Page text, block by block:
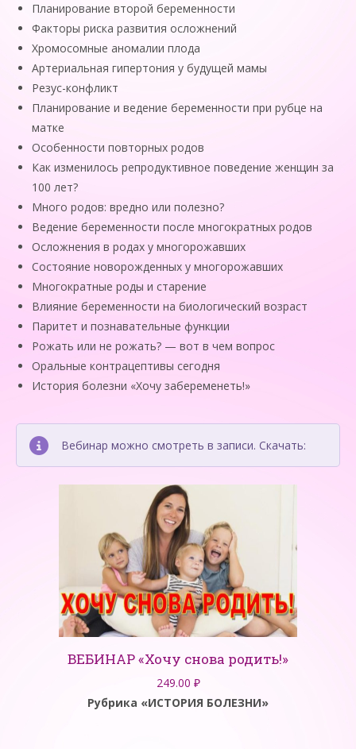
Планирование второй беременности
Факторы риска развития осложнений
Хромосомные аномалии плода
Артериальная гипертония у будущей мамы
Резус-конфликт
Планирование и ведение беременности при рубце на
матке
Особенности повторных родов
Как изменилось репродуктивное поведение женщин за
100 лет?
Много родов: вредно или полезно?
Ведение беременности после многократных родов
Осложнения в родах у многорожавших
Состояние новорожденных у многорожавших
Многократные роды и старение
Влияние беременности на биологический возраст
Паритет и познавательные функции
Рожать или не рожать? — вот в чем вопрос
Оральные контрацептивы сегодня
История болезни «Хочу забеременеть!»
Вебинар можно смотреть в записи. Скачать:
ВЕБИНАР «Хочу снова родить!»
249.00 ₽
Рубрика «ИСТОРИЯ БОЛЕЗНИ»